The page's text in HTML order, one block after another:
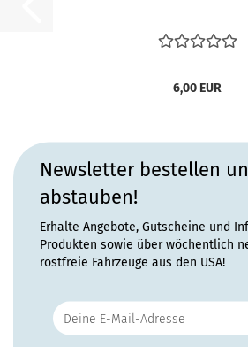
6,00 EUR
Newsletter bestellen
abstauben!
Erhalte Angebote, Gutscheine und
Produkten sowie über wöchentlich
rostfreie Fahrzeuge aus den USA!